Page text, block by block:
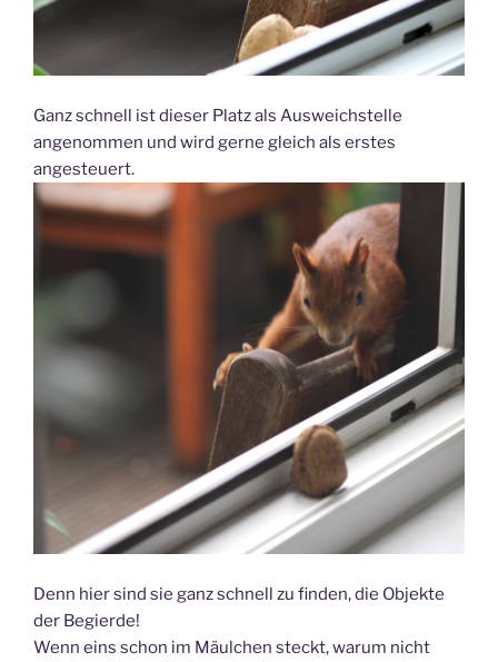
Ganz schnell ist dieser Platz als Ausweichstelle
angenommen und wird gerne gleich als erstes
angesteuert.
Denn hier sind sie ganz schnell zu finden, die Objekte
der Begierde!
Wenn eins schon im Mäulchen steckt, warum nicht